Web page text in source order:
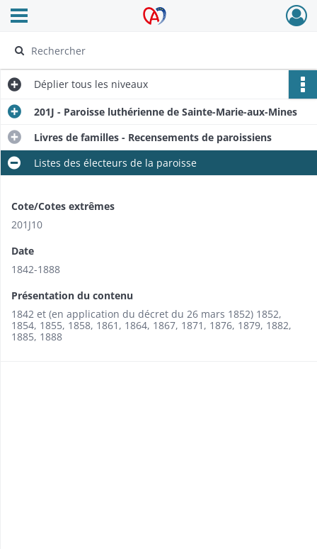
Archives Alsace - Colmar
Ouvrir le menu déroulant
Déplier tous les niveaux
201J - Paroisse luthérienne de Sainte-Marie-aux-Mines
Livres de familles - Recensements de paroissiens
Listes des électeurs de la paroisse
Cote/Cotes extrêmes
201J10
Date
1842-1888
Présentation du contenu
1842 et (en application du décret du 26 mars 1852) 1852,
1854, 1855, 1858, 1861, 1864, 1867, 1871, 1876, 1879, 1882,
1885, 1888​